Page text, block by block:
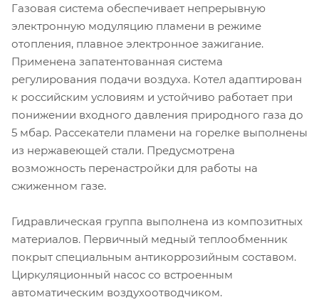
Газовая система обеспечивает непрерывную
электронную модуляцию пламени в режиме
отопления, плавное электронное зажигание.
Применена запатентованная система
регулирования подачи воздуха. Котел адаптирован
к российским условиям и устойчиво работает при
понижении входного давления природного газа до
5 мбар. Рассекатели пламени на горелке выполнены
из нержавеющей стали. Предусмотрена
возможность перенастройки для работы на
сжиженном газе.
Гидравлическая группа выполнена из композитных
материалов. Первичный медный теплообменник
покрыт специальным антикоррозийным составом.
Циркуляционный насос со встроенным
автоматическим воздухоотводчиком.